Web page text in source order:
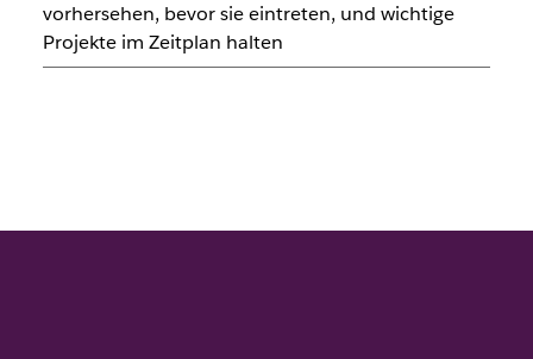
vorhersehen, bevor sie eintreten, und wichtige
Projekte im Zeitplan halten